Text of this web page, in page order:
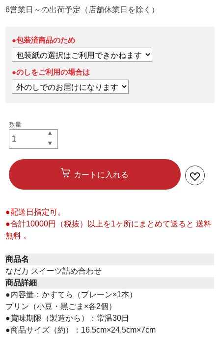
6営業日～の出荷予定（店舗休業日を除く）
●包装済商品のため
●のしをご利用の場合は
カートに入れる
●配送日指定可。
●合計10000円（税抜）以上を1ヶ所にまとめて送ると 送料
無料 。
商品名
なだ万 スイーツ詰め合わせ
商品詳細
●内容量：かすてら（プレーン×1本）
プリン（小豆・黒ごま×各2個）
●賞味期限（製造から）：常温30日
●商品サイズ（約）：16.5cm×24.5cm×7cm